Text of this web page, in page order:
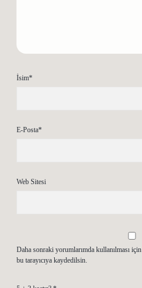
İsim*
E-Posta*
Web Sitesi
Daha sonraki yorumlarımda kullanılması
bu tarayıcıya kaydedilsin.